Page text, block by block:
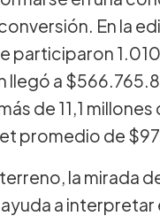
En la
participaron
llegó a
de 11,1
promedio de
la mirada
ayuda a